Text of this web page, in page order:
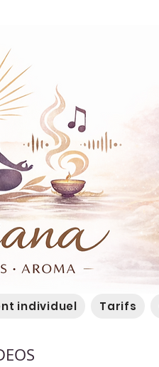
individuel Tarifs